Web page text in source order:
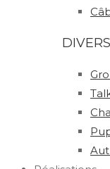
DIVERS